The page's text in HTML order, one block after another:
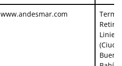
www.andesmar.com
Retiro
Liniers